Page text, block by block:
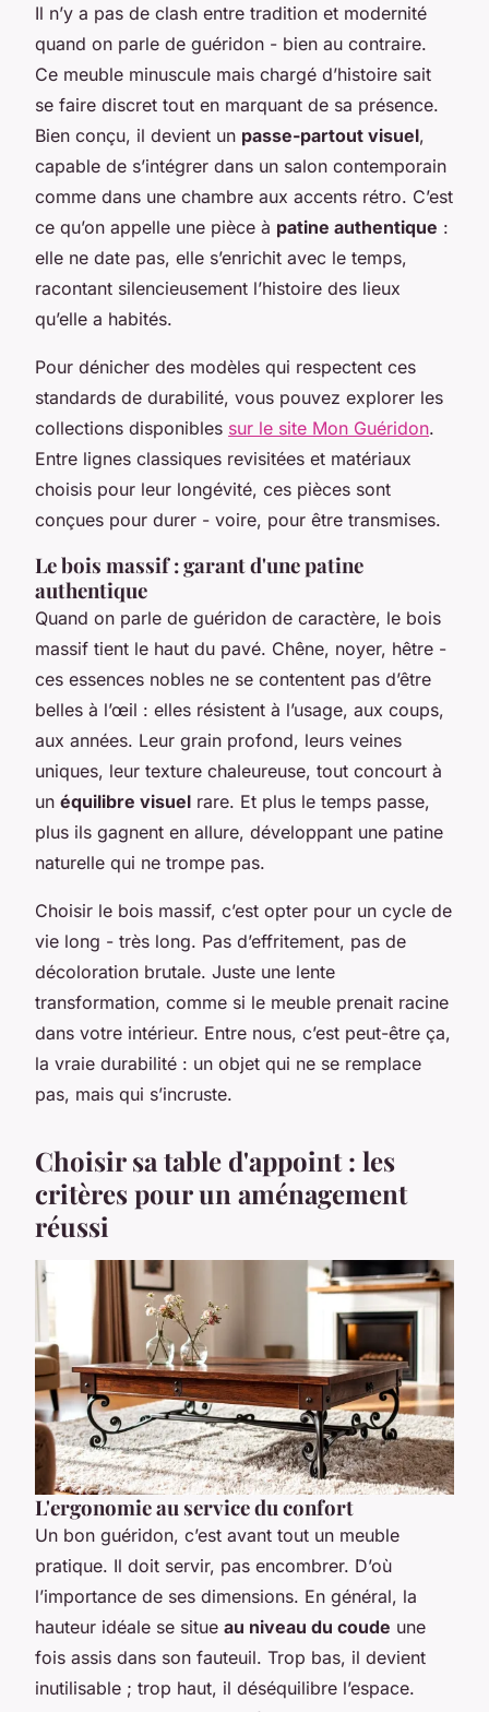
Il n’y a pas de clash entre tradition et modernité
quand on parle de guéridon - bien au contraire.
Ce meuble minuscule mais chargé d’histoire sait
se faire discret tout en marquant de sa présence.
Bien conçu, il devient un passe-partout visuel,
capable de s’intégrer dans un salon contemporain
comme dans une chambre aux accents rétro. C’est
ce qu’on appelle une pièce à patine authentique :
elle ne date pas, elle s’enrichit avec le temps,
racontant silencieusement l’histoire des lieux
qu’elle a habités.
Pour dénicher des modèles qui respectent ces
standards de durabilité, vous pouvez explorer les
collections disponibles sur le site Mon Guéridon.
Entre lignes classiques revisitées et matériaux
choisis pour leur longévité, ces pièces sont
conçues pour durer - voire, pour être transmises.
Le bois massif : garant d'une patine
authentique
Quand on parle de guéridon de caractère, le bois
massif tient le haut du pavé. Chêne, noyer, hêtre -
ces essences nobles ne se contentent pas d’être
belles à l’œil : elles résistent à l’usage, aux coups,
aux années. Leur grain profond, leurs veines
uniques, leur texture chaleureuse, tout concourt à
un équilibre visuel rare. Et plus le temps passe,
plus ils gagnent en allure, développant une patine
naturelle qui ne trompe pas.
Choisir le bois massif, c’est opter pour un cycle de
vie long - très long. Pas d’effritement, pas de
décoloration brutale. Juste une lente
transformation, comme si le meuble prenait racine
dans votre intérieur. Entre nous, c’est peut-être ça,
la vraie durabilité : un objet qui ne se remplace
pas, mais qui s’incruste.
Choisir sa table d'appoint : les
critères pour un aménagement
réussi
L'ergonomie au service du confort
Un bon guéridon, c’est avant tout un meuble
pratique. Il doit servir, pas encombrer. D’où
l’importance de ses dimensions. En général, la
hauteur idéale se situe au niveau du coude une
fois assis dans son fauteuil. Trop bas, il devient
inutilisable ; trop haut, il déséquilibre l’espace.